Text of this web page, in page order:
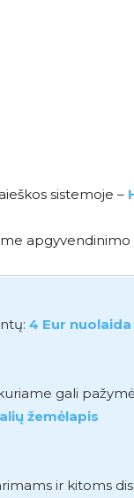
sistemoje –
4 Eur nuolaida
gali
žemėlapis
ir kitoms